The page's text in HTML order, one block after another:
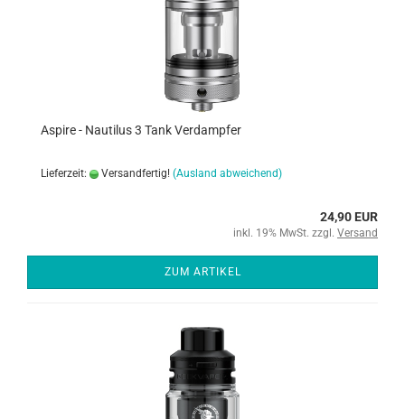
Aspire - Nautilus 3 Tank Verdampfer
Lieferzeit: Versandfertig! (Ausland abweichend)
24,90 EUR
inkl. 19% MwSt. zzgl. Versand
ZUM ARTIKEL